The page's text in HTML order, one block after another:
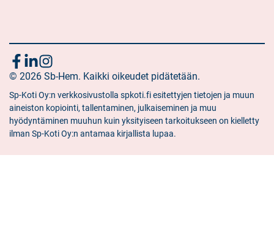
Följ
oss
Sociala
media:
facebook
Sociala
media:
linkedin
Sociala
media:
instagram
© 2026 Sb-Hem. Kaikki oikeudet pidätetään.
Sp-Koti Oy:n verkkosivustolla spkoti.fi esitettyjen tietojen ja muun
aineiston kopiointi, tallentaminen, julkaiseminen ja muu
hyödyntäminen muuhun kuin yksityiseen tarkoitukseen on kielletty
ilman Sp-Koti Oy:n antamaa kirjallista lupaa.